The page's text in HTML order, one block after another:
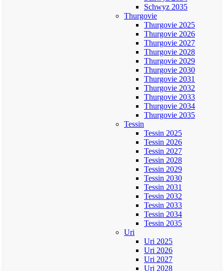
Schwyz 2035
Thurgovie
Thurgovie 2025
Thurgovie 2026
Thurgovie 2027
Thurgovie 2028
Thurgovie 2029
Thurgovie 2030
Thurgovie 2031
Thurgovie 2032
Thurgovie 2033
Thurgovie 2034
Thurgovie 2035
Tessin
Tessin 2025
Tessin 2026
Tessin 2027
Tessin 2028
Tessin 2029
Tessin 2030
Tessin 2031
Tessin 2032
Tessin 2033
Tessin 2034
Tessin 2035
Uri
Uri 2025
Uri 2026
Uri 2027
Uri 2028